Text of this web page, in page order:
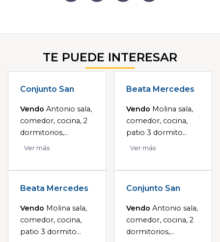
TE PUEDE INTERESAR
Conjunto San
Vendo Antonio sala,
comedor, cocina, 2
dormitorios,...
Ver más
Beata Mercedes
Vendo Molina sala,
comedor, cocina,
patio 3 dormito...
Ver más
Beata Mercedes
Vendo Molina sala,
comedor, cocina,
patio 3 dormito...
Conjunto San
Vendo Antonio sala,
comedor, cocina, 2
dormitorios,...